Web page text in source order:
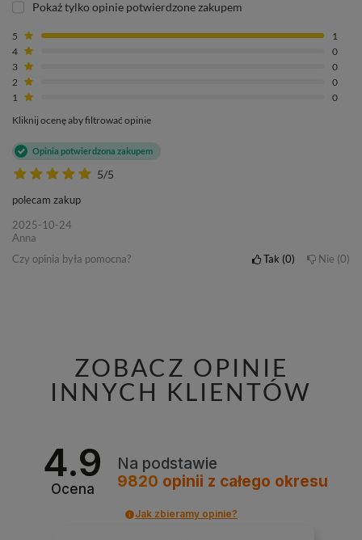
Pokaż tylko opinie potwierdzone zakupem
5
1
4
0
3
0
2
0
1
0
Kliknij ocenę aby filtrować opinie
5/5
Opinia potwierdzona zakupem
polecam zakup
2025-10-24
Anna
Czy opinia była pomocna?
Tak 0 Nie 0
ZOBACZ OPINIE
INNYCH KLIENTÓW
4.9
Ocena
Na podstawie
9820 opinii z całego okresu
Jak zbieramy opinie?